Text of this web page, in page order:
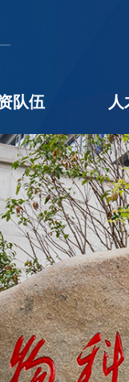
队伍
工名录
队伍
士后
学者 本
研